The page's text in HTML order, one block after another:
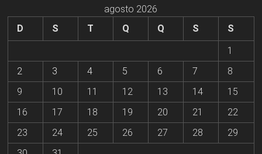
agosto 2026
D
S T Q Q S
S
1
2
3 4 5 6 7
8
9
10 11 12 13 14
15
16
17 18 19 20 21
22
23
24 25 26 27 28
29